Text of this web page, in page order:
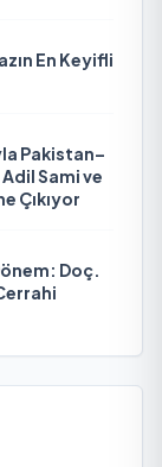
En Keyifli
Pakistan–
Sami ve
Çıkıyor
Doç.